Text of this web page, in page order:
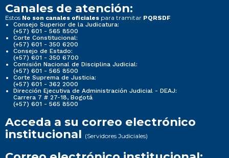
Canales de atención:
Estos No son canales oficiales para tramitar PQRSDF
Consejo Superior de la Judicatura:
(+57) 601 - 565 8500
Corte Constitucional:
(+57) 601 - 350 6200
Consejo de Estado:
(+57) 601 - 350 6700
Comisión Nacional de Disciplina Judicial:
(+57) 601 - 565 8500
Corte Suprema de Justicia:
(+57) 601 - 362 2000
Dirección Ejecutiva de Administración Judicial - DEAJ:
Carrera 7 # 27-18, Bogotá
(+57) 601 - 565 8500
Acceda a su correo electrónico
institucional (Servidores Judiciales)